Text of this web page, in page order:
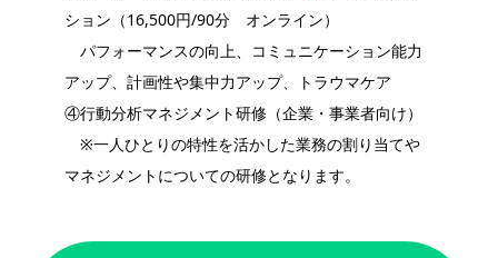
ション（16,500円/90分 オンライン）
パフォーマンスの向上、コミュニケーション能力
アップ、計画性や集中力アップ、トラウマケア
④行動分析マネジメント研修（企業・事業者向け）
※一人ひとりの特性を活かした業務の割り当てや
マネジメントについての研修となります。